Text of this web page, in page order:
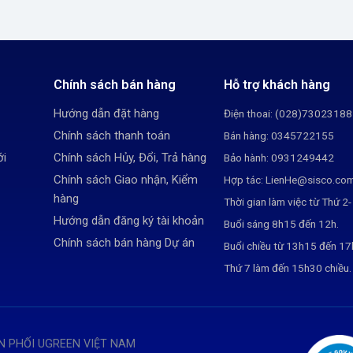
Chính sách bán hàng
Hướng dẫn đặt hàng
Chính sách thanh toán
Chính sách Hủy, Đổi, Trả hàng
Chính sách Giao nhận, Kiểm
hàng
Hướng dẫn đăng ký tài khoản
Chính sách bán hàng Dự án
Hỗ trợ khách hàng
Điện thoai: (028)73023188
Bán hàng: 0345722155
Bảo hành: 0931249442
Hợp tác:
Thời gian làm việc từ Thứ
Buổi sáng 8h15 đến 12h.
Buổi chiều từ 13h15 đến
Thứ 7 làm đến 15h30 chiều.
PHỐI UGREEN VIỆT NAM